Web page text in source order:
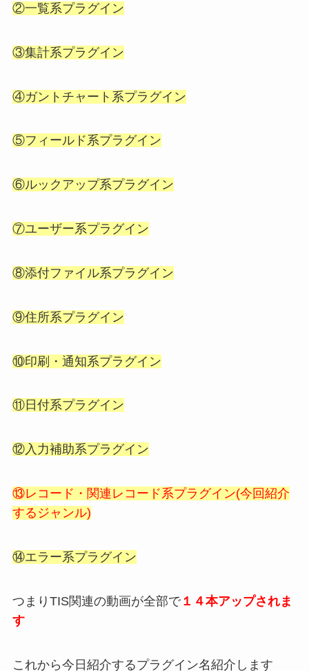
②一覧系プラグイン
③集計系プラグイン
④ガントチャート系プラグイン
⑤フィールド系プラグイン
⑥ルックアップ系プラグイン
⑦ユーザー系プラグイン
⑧添付ファイル系プラグイン
⑨住所系プラグイン
⑩印刷・通知系プラグイン
⑪日付系プラグイン
⑫入力補助系プラグイン
⑬レコード・関連レコード系プラグイン(今回紹介
するジャンル)
⑭エラー系プラグイン
つまりTIS関連の動画が全部で１４本アップされま
す
これから今日紹介するプラグイン名紹介します